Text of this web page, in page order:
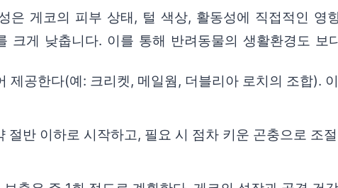
은 게코의 피부 상태, 털 색상, 활동성에 직접적인 영
크게 낮춥니다. 이를 통해 반려동물의 생활환경도 보
공한다(예: 크리켓, 메일웜, 더블리아 로치의 조합).
반 이하로 시작하고, 필요 시 점차 키운 곤충으로 조